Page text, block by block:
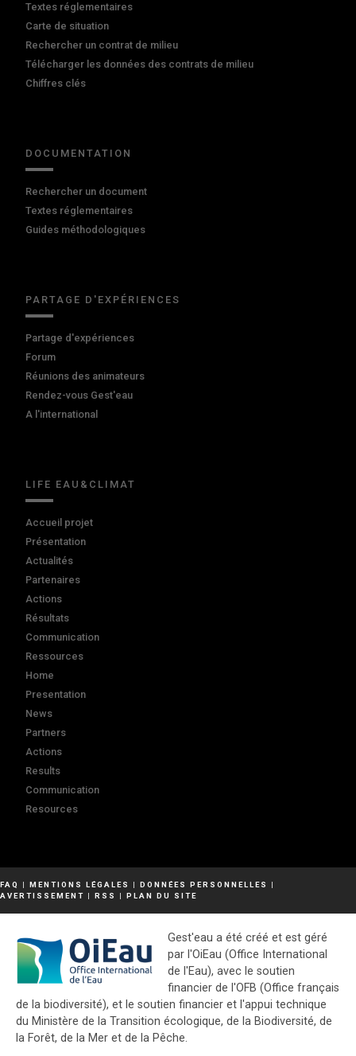
Textes réglementaires
Carte de situation
Rechercher un contrat de milieu
Télécharger les données des contrats de milieu
Chiffres clés
DOCUMENTATION
Rechercher un document
Textes réglementaires
Guides méthodologiques
PARTAGE D'EXPÉRIENCES
Partage d'expériences
Forum
Réunions des animateurs
Rendez-vous Gest'eau
A l'international
LIFE EAU&CLIMAT
Accueil projet
Présentation
Actualités
Partenaires
Actions
Résultats
Communication
Ressources
Home
Presentation
News
Partners
Actions
Results
Communication
Resources
FAQ | MENTIONS LÉGALES | DONNÉES PERSONNELLES
|
AVERTISSEMENT | RSS | PLAN DU SITE
Gest'eau a été créé et est géré
par l'OiEau (Office International
de l'Eau), avec le soutien
financier de l'OFB (Office français
de la biodiversité), et le soutien financier et l'appui technique
du Ministère de la Transition écologique, de la Biodiversité, de
la Forêt, de la Mer et de la Pêche.